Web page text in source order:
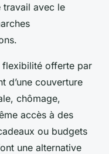
travail avec le
flexibilité offerte par
d’une couverture
chômage,
accès à des
ou budgets
une alternative